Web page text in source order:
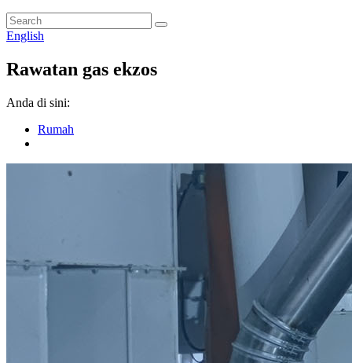
English
Rawatan gas ekzos
Anda di sini:
Rumah